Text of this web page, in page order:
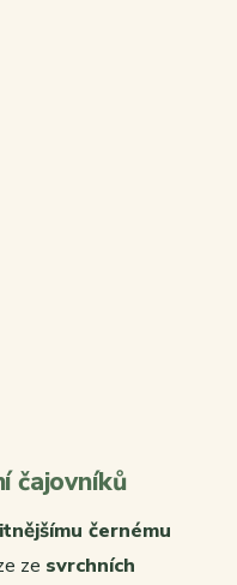
čajovníků
černému
ze svrchních